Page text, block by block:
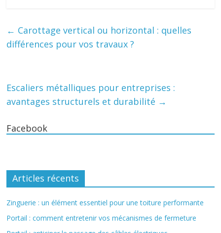
← Carottage vertical ou horizontal : quelles
différences pour vos travaux ?
Escaliers métalliques pour entreprises :
avantages structurels et durabilité →
Facebook
Articles récents
Zinguerie : un élément essentiel pour une toiture performante
Portail : comment entretenir vos mécanismes de fermeture